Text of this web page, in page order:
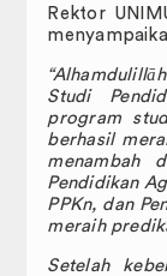
Rektor
Studi
program
berhasil
menambah
Pendidikan
PPKn, dan
meraih
Setelah